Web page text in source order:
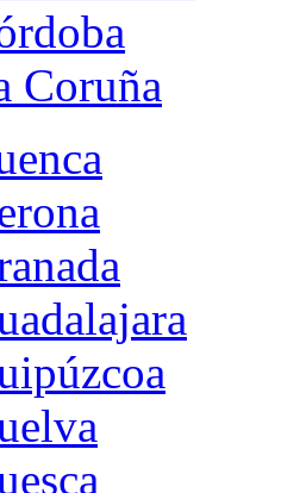
Coruña